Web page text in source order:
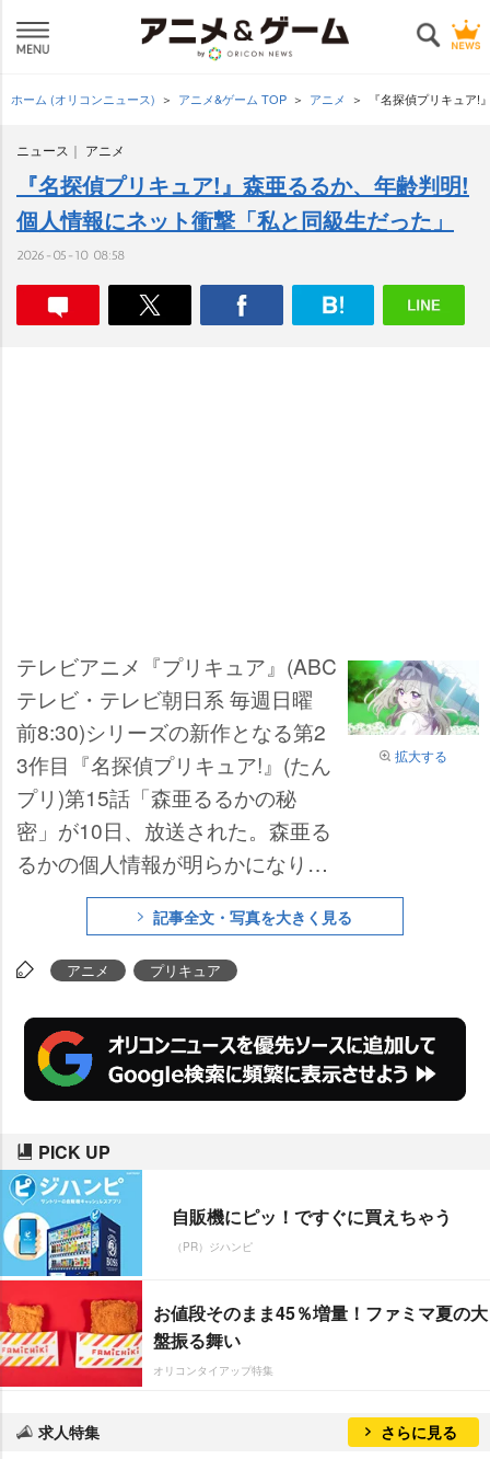
ホーム (オリコンニュース) アニメ&ゲーム TOP アニメ 『名探偵プリキュア
ニュース アニメ
『名探偵プリキュア!』森亜るるか、年齢判明!
個人情報にネット衝撃「私と同級生だった」
2026-05-10 08:58
拡大する
テレビアニメ『プリキュア』(ABC
テレビ・テレビ朝日系 毎週日曜
前8:30)シリーズの新作となる第2
3作目『名探偵プリキュア!』(たん
プリ)第15話「森亜るるかの秘
密」が10日、放送された。森亜る
るかの個人情報が明らかになり、
ネット上で話題となっている。
記事全文・写真を大きく見る
アニメ プリキュア
PICK UP
自販機にピッ！ですぐに買えちゃう
（PR）ジハンピ
お値段そのまま45％増量！ファミマ夏の大
盤振る舞い
オリコンタイアップ特集
求人特集 さらに見る